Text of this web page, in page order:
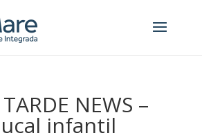
NEWS –
infantil